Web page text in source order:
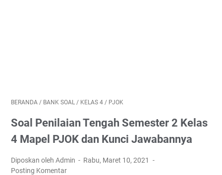
BERANDA / BANK SOAL / KELAS 4 / PJOK
Soal Penilaian Tengah Semester 2 Kelas
4 Mapel PJOK dan Kunci Jawabannya
Diposkan oleh Admin
Rabu, Maret 10, 2021
Posting Komentar